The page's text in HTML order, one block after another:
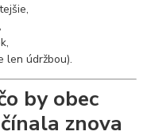
len údržbou).
by obec
znova